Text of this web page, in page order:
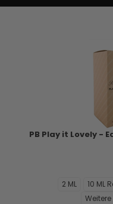
PB Play it Lovely -
2 ML 10 ML